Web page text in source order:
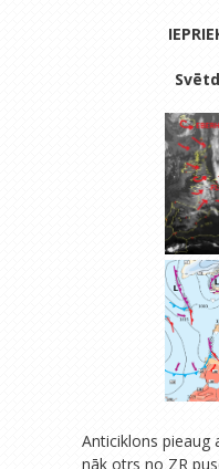
Anticiklons pieaug
nāk otrs no ZR